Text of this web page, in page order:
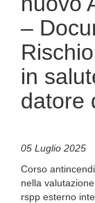
–
in
datore
05 Luglio 2025
Corso
nella
rspp esterno